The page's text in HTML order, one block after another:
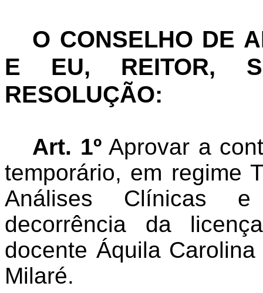
O CONSELHO DE
E EU, REITOR,
RESOLUÇÃO:
Art. 1ºAprovar a
temporário, em regime
Análises Clínicas
decorrência da
docente Áquila
Milaré.